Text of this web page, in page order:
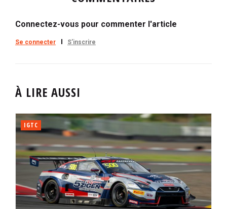
Connectez-vous pour commenter l'article
Se connecter S'inscrire
À LIRE AUSSI
IGTC